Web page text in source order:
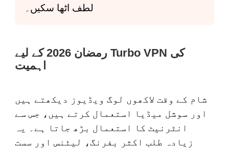
لطف اٹھا سکیں۔
رمضان 2026 کے لیے Turbo VPN کی
اہمیت
شام کے وقت لاکھوں لوگ ویڈیوز دیکھتے ہیں
اور سوشل میڈیا استعمال کرتے ہیں، جس سے
انٹرنیٹ کا استعمال بڑھ جاتا ہے۔ یہ
زیادہ طلب اکثر بفرنگ، لیٹنس اور سست